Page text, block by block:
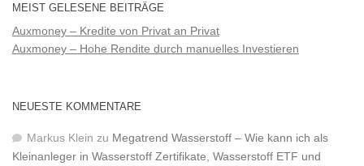
MEIST GELESENE BEITRÄGE
Auxmoney – Kredite von Privat an Privat
Auxmoney – Hohe Rendite durch manuelles Investieren
NEUESTE KOMMENTARE
Markus Klein zu Megatrend Wasserstoff – Wie kann ich als
Kleinanleger in Wasserstoff Zertifikate, Wasserstoff ETF und